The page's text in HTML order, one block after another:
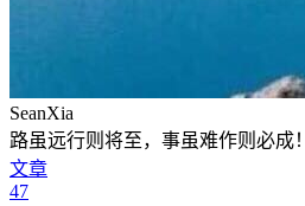
SeanXia
路虽远行则将至，事虽难作则必成！
文章
47